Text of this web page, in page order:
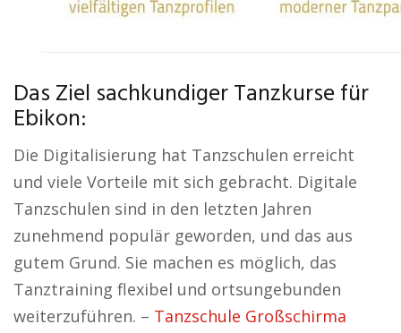
Das Ziel sachkundiger Tanzkurse für
Ebikon:
Die Digitalisierung hat Tanzschulen erreicht
und viele Vorteile mit sich gebracht. Digitale
Tanzschulen sind in den letzten Jahren
zunehmend populär geworden, und das aus
gutem Grund. Sie machen es möglich, das
Tanztraining flexibel und ortsungebunden
weiterzuführen. – Tanzschule Großschirma